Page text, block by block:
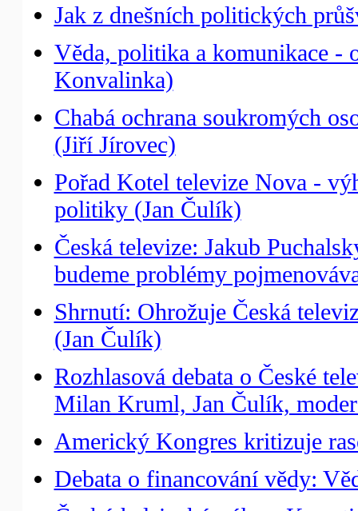
Jak z dnešních politických
Věda, politika a komunikace -
Konvalinka)
Chabá ochrana soukromých
(Jiří Jírovec)
Pořad Kotel televize Nova -
politiky (Jan Čulík)
Česká televize: Jakub
budeme problémy
Shrnutí: Ohrožuje Česká
(Jan Čulík)
Rozhlasová debata o České
Milan Kruml, Jan Čulík,
Americký Kongres kritizuje
Debata o financování vědy: